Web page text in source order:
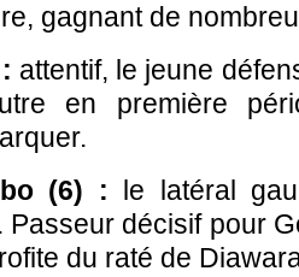
gagnant de
attentif, le jeune
en première
(6) : le latéral
Passeur décisif pour
du raté de